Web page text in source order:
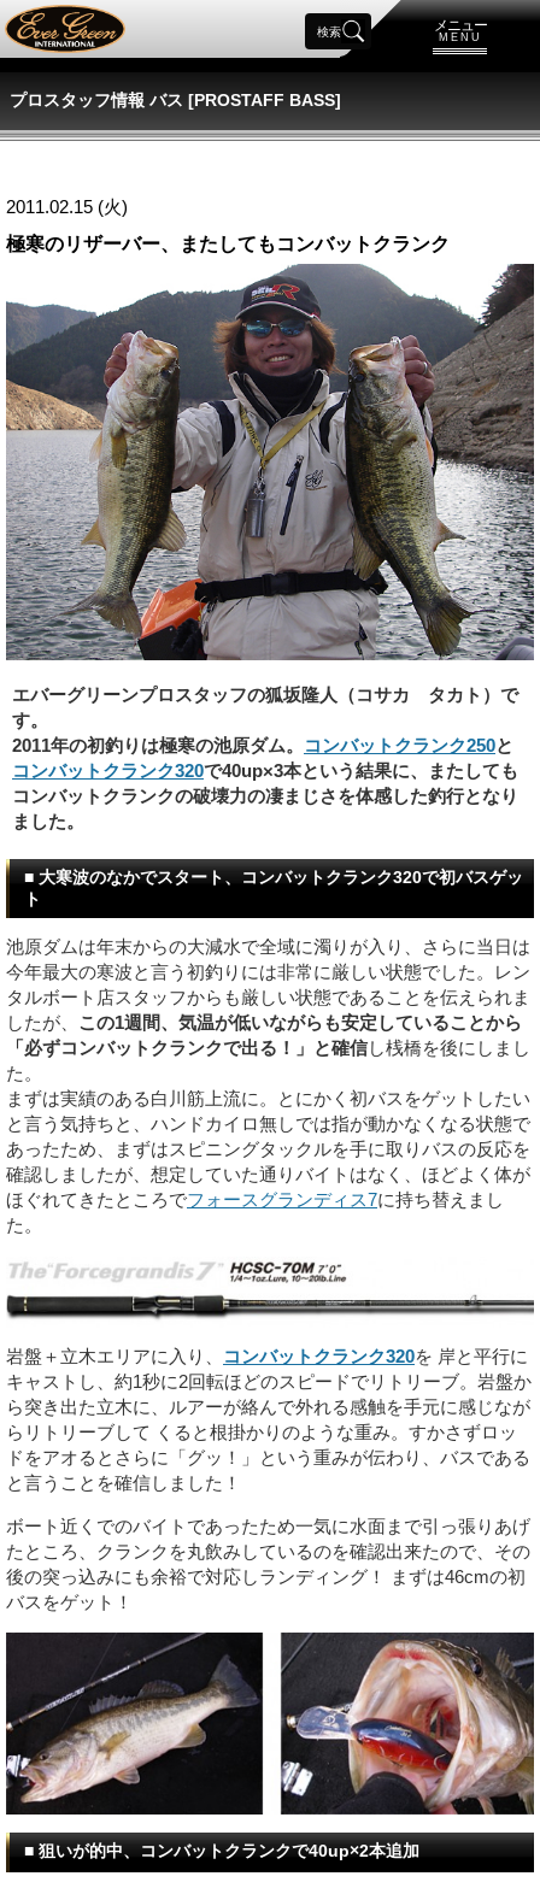
メニュー
MENU
検索
プロスタッフ情報 バス [PROSTAFF BASS]
2011.02.15 (火)
極寒のリザーバー、またしてもコンバットクランク
エバーグリーンプロスタッフの狐坂隆人（コサカ タカト）で
す。
2011年の初釣りは極寒の池原ダム。
コンバットクランク250と
コンバットクランク320で40up×3本という結果に、またしても
コンバットクランクの破壊力の凄まじさを体感した釣行となり
ました。
■ 大寒波のなかでスタート、コンバットクランク320で初バスゲッ
ト
池原ダムは年末からの大減水で全域に濁りが入り、さらに当日は
今年最大の寒波と言う初釣りには非常に厳しい状態でした。レン
タルボート店スタッフからも厳しい状態であることを伝えられま
したが、 この1週間、気温が低いながらも安定していることから
「必ずコンバットクランクで出る！」と確信し桟橋を後にしまし
た。
まずは実績のある白川筋上流に。とにかく初バスをゲットしたい
と言う気持ちと、ハンドカイロ無しでは指が動かなくなる状態で
あったため、まずはスピニングタックルを手に取りバスの反応を
確認しましたが、想定していた通りバイトはなく、ほどよく体が
ほぐれてきたところでフォースグランディス7に持ち替えまし
た。
岩盤＋立木エリアに入り、 コンバットクランク320を 岸と平行に
キャストし、約1秒に2回転ほどのスピードでリトリーブ。岩盤か
ら突き出た立木に、ルアーが絡んで外れる感触を手元に感じなが
らリトリーブして くると根掛かりのような重み。すかさずロッ
ドをアオるとさらに「グッ！」という重みが伝わり、バスである
と言うことを確信しました！
ボート近くでのバイトであったため一気に水面まで引っ張りあげ
たところ、クランクを丸飲みしているのを確認出来たので、その
後の突っ込みにも余裕で対応しランディング！ まずは46cmの初
バスをゲット！
■ 狙いが的中、コンバットクランクで40up×2本追加